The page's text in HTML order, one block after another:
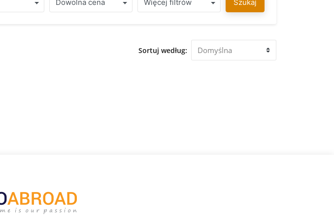
Dowolna cena Więcej filtrów Szukaj
Sortuj według: